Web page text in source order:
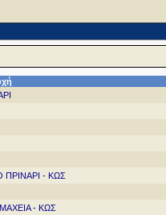
ΠΡΙΝΑΡΙ - ΚΩΣ
- ΚΩΣ